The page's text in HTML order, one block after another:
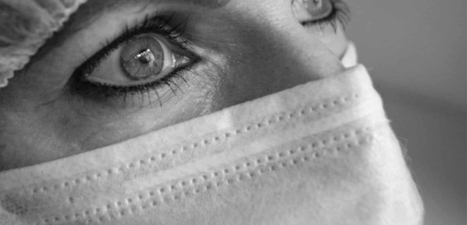
OPINIE
HUISARTSENPOST
PRAKTIJKZAKEN
TARIEVEN
VPHUISARTSEN
MEDISCHE VAKHANDEL
INLOGGEN
REGISTRATIE